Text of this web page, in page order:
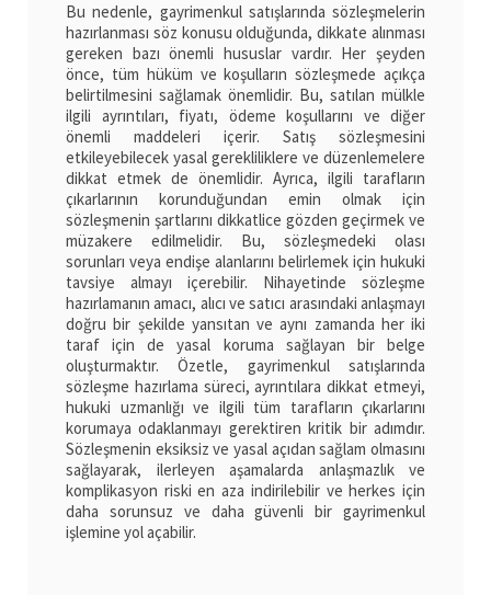
Bu nedenle, gayrimenkul satışlarında sözleşmelerin
hazırlanması söz konusu olduğunda, dikkate alınması
gereken bazı önemli hususlar vardır. Her şeyden
önce, tüm hüküm ve koşulların sözleşmede açıkça
belirtilmesini sağlamak önemlidir. Bu, satılan mülkle
ilgili ayrıntıları, fiyatı, ödeme koşullarını ve diğer
önemli maddeleri içerir. Satış sözleşmesini
etkileyebilecek yasal gerekliliklere ve düzenlemelere
dikkat etmek de önemlidir. Ayrıca, ilgili tarafların
çıkarlarının korunduğundan emin olmak için
sözleşmenin şartlarını dikkatlice gözden geçirmek ve
müzakere edilmelidir. Bu, sözleşmedeki olası
sorunları veya endişe alanlarını belirlemek için hukuki
tavsiye almayı içerebilir. Nihayetinde sözleşme
hazırlamanın amacı, alıcı ve satıcı arasındaki anlaşmayı
doğru bir şekilde yansıtan ve aynı zamanda her iki
taraf için de yasal koruma sağlayan bir belge
oluşturmaktır. Özetle, gayrimenkul satışlarında
sözleşme hazırlama süreci, ayrıntılara dikkat etmeyi,
hukuki uzmanlığı ve ilgili tüm tarafların çıkarlarını
korumaya odaklanmayı gerektiren kritik bir adımdır.
Sözleşmenin eksiksiz ve yasal açıdan sağlam olmasını
sağlayarak, ilerleyen aşamalarda anlaşmazlık ve
komplikasyon riski en aza indirilebilir ve herkes için
daha sorunsuz ve daha güvenli bir gayrimenkul
işlemine yol açabilir.